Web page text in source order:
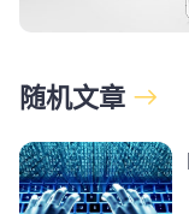
随机文章